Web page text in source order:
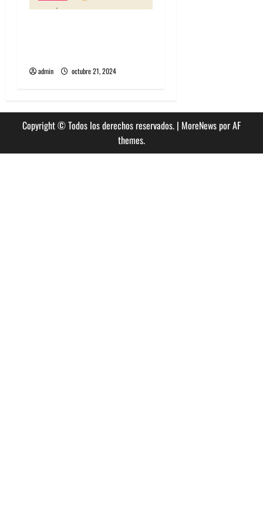
admin octubre 21, 2024
Copyright © Todos los derechos reservados. | MoreNewspor AF
themes.